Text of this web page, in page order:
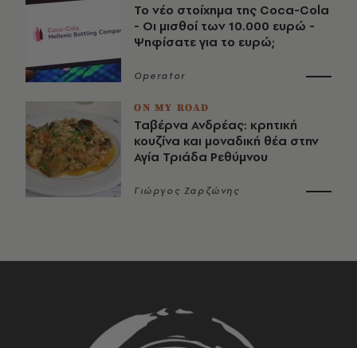
Το νέο στοίχημα της Coca-Cola
- Οι μισθοί των 10.000 ευρώ -
Ψηφίσατε για το ευρώ;
Operator
ON MY ROAD
Ταβέρνα Ανδρέας: κρητική
κουζίνα και μοναδική θέα στην
Αγία Τριάδα Ρεθύμνου
Γιώργος Ζαρζώνης